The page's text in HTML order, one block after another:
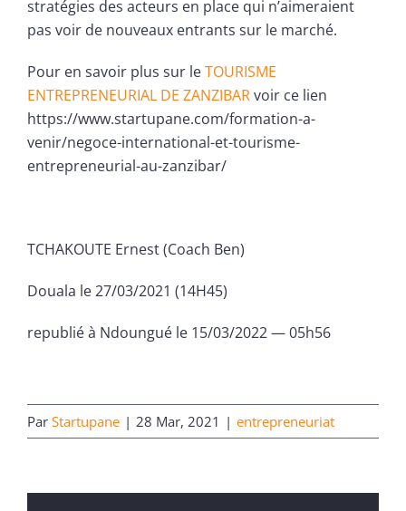
stratégies des acteurs en place qui n’aimeraient
pas voir de nouveaux entrants sur le marché.
Pour en savoir plus sur leTOURISME
ENTREPRENEURIAL DE ZANZIBARvoir ce lien
https://www.startupane.com/formation-a-
venir/negoce-international-et-tourisme-
entrepreneurial-au-zanzibar/
TCHAKOUTE Ernest (Coach Ben)
Douala le 27/03/2021 (14H45)
republié à Ndoungué le 15/03/2022 — 05h56
Par Startupane | 28 Mar, 2021 | entrepreneuriat